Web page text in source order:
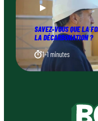
SAVEZ-VOUS QUE LA
LA DÉCARBONATION ?
1–1 minutes